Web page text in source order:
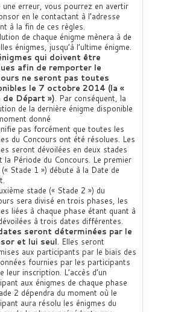
une erreur, vous pourrez en avertir
en le contactant à l’adresse
à la fin de ces règles.
de chaque énigme mènera à de
énigmes, jusqu’à l’ultime énigme.
qui doivent être
afin de remporter le
ne seront pas toutes
le 7 octobre 2014 (la «
de Départ »). Par conséquent, la
de la dernière énigme disponible
donné
pas forcément que toutes les
du Concours ont été résolues. Les
seront dévoilées en deux stades
la Période du Concours. Le premier
Stade 1 ») débute à la Date de
stade (« Stade 2 ») du
sera divisé en trois phases, les
liées à chaque phase étant quant à
à trois dates différentes.
seront déterminées par le
et lui seul. Elles seront
aux participants par le biais des
fournies par les participants
leur inscription. L’accès d’un
aux énigmes de chaque phase
2 dépendra du moment où le
aura résolu les énigmes du